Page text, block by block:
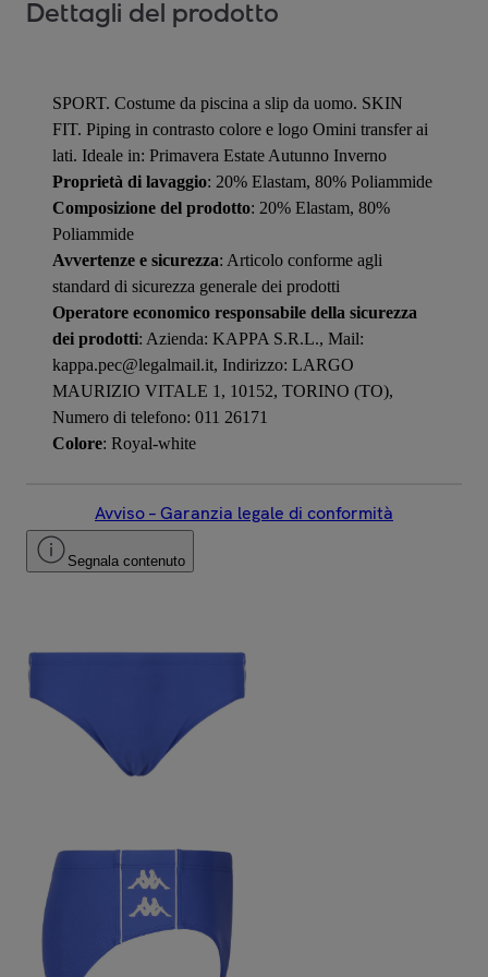
Dettagli del prodotto
SPORT. Costume da piscina a slip da uomo. SKIN
FIT. Piping in contrasto colore e logo Omini transfer ai
lati. Ideale in: Primavera Estate Autunno Inverno
Proprietà di lavaggio: 20% Elastam, 80% Poliammide
Composizione del prodotto: 20% Elastam, 80%
Poliammide
Avvertenze e sicurezza: Articolo conforme agli
standard di sicurezza generale dei prodotti
Operatore economico responsabile della sicurezza
dei prodotti: Azienda: KAPPA S.R.L., Mail:
kappa.pec@legalmail.it, Indirizzo: LARGO
MAURIZIO VITALE 1, 10152, TORINO (TO),
Numero di telefono: 011 26171
Colore: Royal-white
Avviso – Garanzia legale di conformità
Segnala contenuto